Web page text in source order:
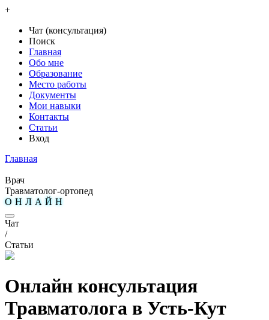
+
Чат (консультация)
Поиск
Главная
Обо мне
Образование
Место работы
Документы
Мои навыки
Контакты
Статьи
Вход
Главная
Врач
Травматолог-ортопед
ОНЛАЙН
Чат
/
Статьи
Онлайн консультация
Травматолога в Усть-Кут